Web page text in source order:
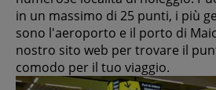
in un massimo di 25 punti, i più
sono l'aeroporto e il porto di
nostro sito web per trovare il
comodo per il tuo viaggio.